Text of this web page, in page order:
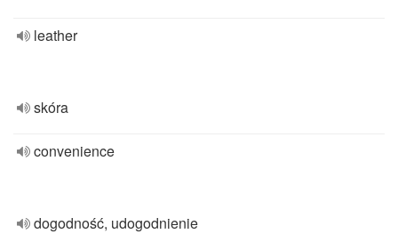
leather
skóra
convenience
dogodność, udogodnienie